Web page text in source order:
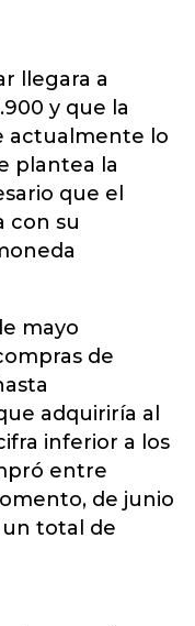
llegara a
y que la
actualmente lo
plantea la
que el
con su
mayo
de
adquiriría al
inferior a los
entre
de junio
total de